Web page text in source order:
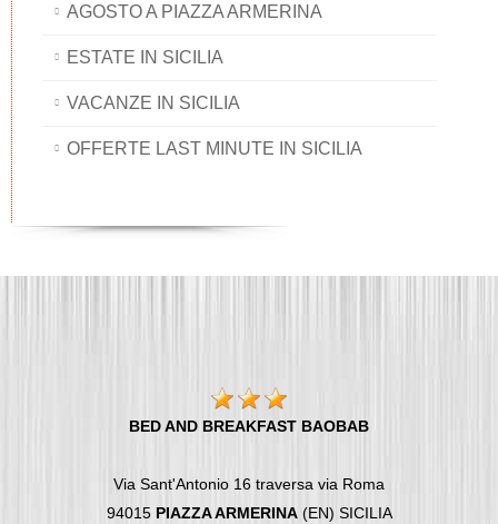
AGOSTO A PIAZZA ARMERINA
ESTATE IN SICILIA
VACANZE IN SICILIA
OFFERTE LAST MINUTE IN SICILIA
BED AND BREAKFAST BAOBAB
Via Sant'Antonio 16 traversa via Roma
94015 PIAZZA ARMERINA(EN) SICILIA